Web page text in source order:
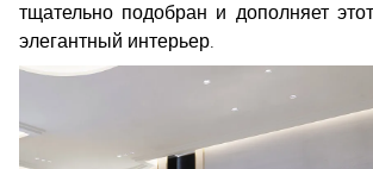
тщательно подобран и дополняет
элегантный интерьер.